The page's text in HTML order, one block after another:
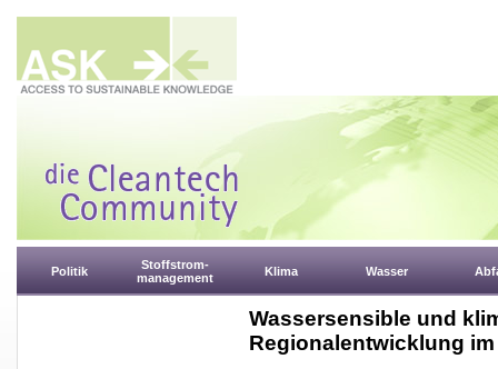
Politik
Stoffstrom-
management
Klima Wasser
Wassersensible und
Regionalentwicklung